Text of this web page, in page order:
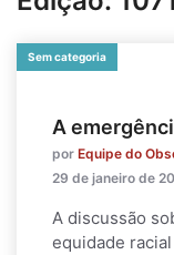
Sem categoria
A
por Equipe do
29 de janeiro de
A discussão
equidade